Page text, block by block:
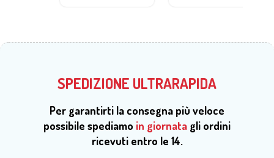
SPEDIZIONE ULTRARAPIDA
Per garantirti la consegna più veloce
possibile spediamo in giornata gli ordini
ricevuti entro le 14.